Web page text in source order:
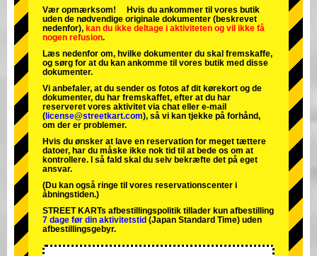
Tokyo Asakusa Osaka
Okinawa
Vær opmærksom! Hvis du ankommer til vores butik
uden de nødvendige originale dokumenter (beskrevet
nedenfor), kan du ikke deltage i aktiviteten og vil ikke få
nogen refusion.
Læs nedenfor om, hvilke dokumenter du skal fremskaffe,
og sørg for at du kan ankomme til vores butik med disse
dokumenter.
Vi anbefaler, at du sender os fotos af dit kørekort og de
dokumenter, du har fremskaffet, efter at du har
reserveret vores aktivitet via chat eller e-mail
( license@streetkart.com), så vi kan tjekke på forhånd,
om der er problemer.
Hvis du ønsker at lave en reservation for meget tættere
datoer, har du måske ikke nok tid til at bede os om at
kontrollere. I så fald skal du selv bekræfte det på eget
ansvar.
(Du kan også ringe til vores reservationscenter i
åbningstiden.)
STREET KARTs afbestillingspolitik tillader kun afbestilling
7 dage før din aktivitetstid (Japan Standard Time) uden
afbestillingsgebyr.